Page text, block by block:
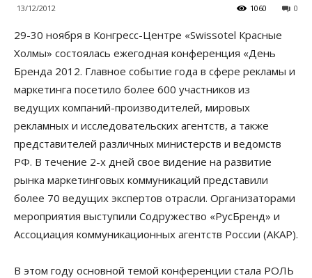
13/12/2012 0
1060
29-30 ноября в Конгресс-Центре «Swissotel Красные
Холмы» состоялась ежегодная конференция «День
Бренда 2012. Главное событие года в сфере рекламы и
маркетинга посетило более 600 участников из
ведущих компаний-производителей, мировых
рекламных и исследовательских агентств, а также
представителей различных министерств и ведомств
РФ. В течение 2-х дней свое видение на развитие
рынка маркетинговых коммуникаций представили
более 70 ведущих экспертов отрасли. Организаторами
мероприятия выступили Содружество «РусБренд» и
Ассоциация коммуникационных агентств России (АКАР).
В этом году основной темой конференции стала РОЛЬ